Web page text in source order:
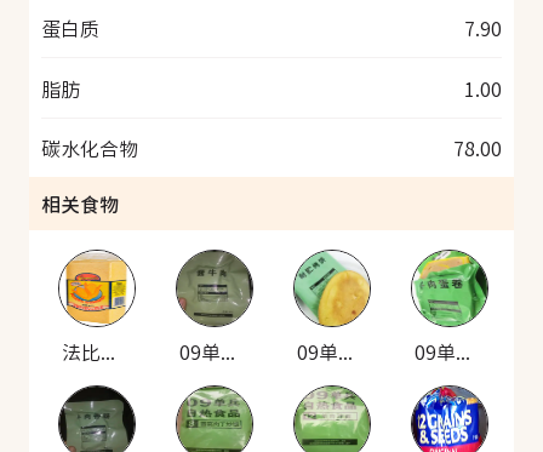
蛋白质 7.90
脂肪 1.00
碳水化合物
78.00
相关食物
法比亚菲比利 速食玉米面粉 09单兵 自热米饭套餐(酱牛肉) 09单兵 自热米饭套餐(耐贮烤饼) 09单兵 自热米饭套餐(牛肉蛋卷)